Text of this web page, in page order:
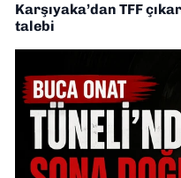
Karşıyaka’dan TFF
talebi